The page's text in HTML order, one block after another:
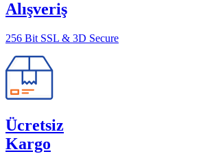
Alışveriş
256 Bit SSL & 3D Secure
Ücretsiz
Kargo